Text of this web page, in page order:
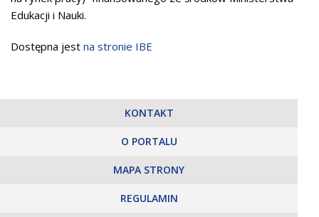
Edukacji i Nauki.
Dostępna jest na stronie IBE
KONTAKT
O PORTALU
MAPA STRONY
REGULAMIN